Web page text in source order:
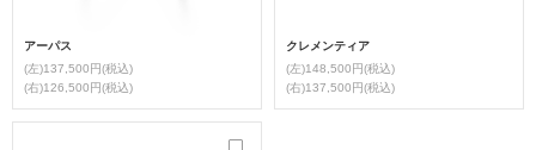
アーパス
(左)137,500円(税込)
(右)126,500円(税込)
クレメンティア
(左)148,500円(税込)
(右)137,500円(税込)